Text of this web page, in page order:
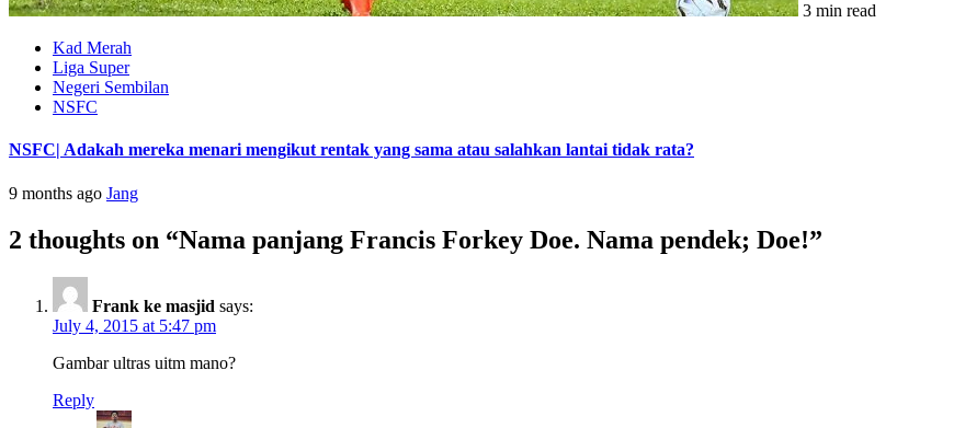
3 min read
Kad Merah
Liga Super
Negeri Sembilan
NSFC
NSFC| Adakah mereka menari mengikut rentak yang sama atau salahkan lantai tidak rata?
9 months ago Jang
2 thoughts on “Nama panjang Francis Forkey Doe. Nama pendek; Doe!”
Frank ke masjid says:
July 4, 2015 at 5:47 pm
Gambar ultras uitm mano?
Reply